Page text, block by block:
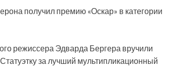
получил премию «Оскар» в категории
режиссера Эдварда Бергера вручили
за лучший мультипликационный